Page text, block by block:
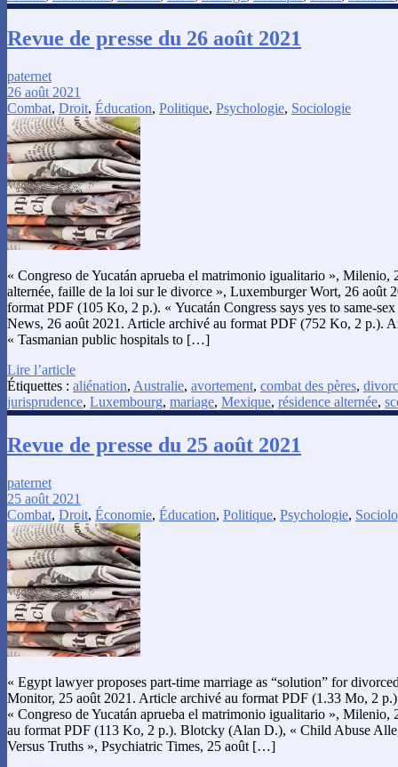
Revue de presse du 26 août 2021
paternet
26 août 2021
Combat, Droit, Éducation, Politique, Psychologie, Sociologie
« Congreso de Yucatán aprueba el matrimonio igualitario », Milenio,
alternée, faille de la loi sur le divorce », Luxemburger Wort, 26 août
format PDF (105 Ko, 2 p.). « Yucatán Congress says yes to same-
News, 26 août 2021. Article archivé au format PDF (752 Ko, 2 p.).
« Tasmanian public hospitals to […]
Lire l’article
Étiquettes : aliénation, Australie, avortement, combat des pères,
jurisprudence, Luxembourg, mariage, Mexique, résidence alternée,
Revue de presse du 25 août 2021
paternet
25 août 2021
Combat, Droit, Économie, Éducation, Politique, Psychologie,
« Egypt lawyer proposes part-time marriage as “solution” for
Monitor, 25 août 2021. Article archivé au format PDF (1.33 Mo, 2
« Congreso de Yucatán aprueba el matrimonio igualitario », Milenio,
au format PDF (113 Ko, 2 p.). Blotcky (Alan D.), « Child Abuse
Versus Truths », Psychiatric Times, 25 août […]